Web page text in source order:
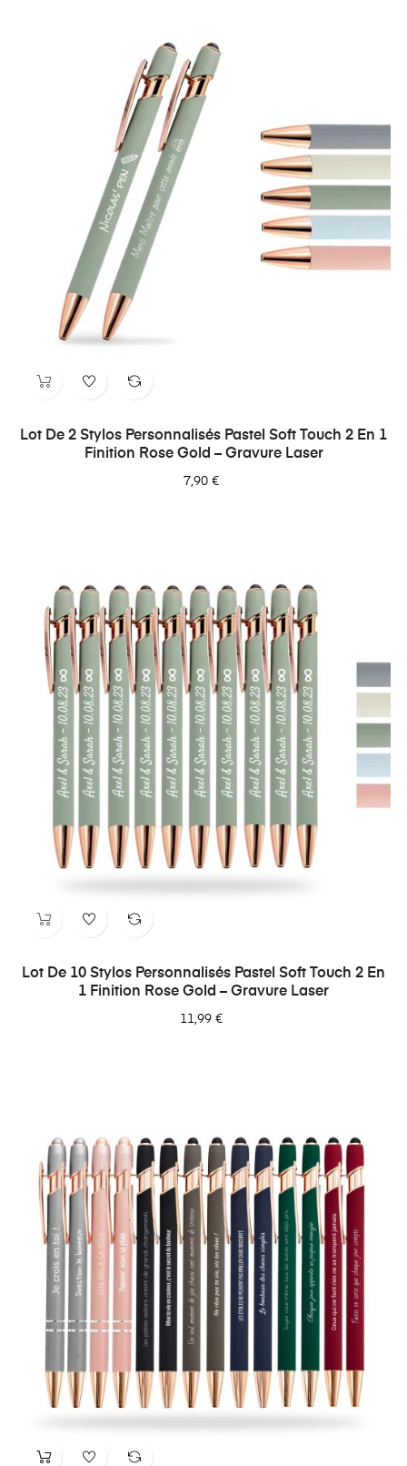
Lot De 2 Stylos Personnalisés Pastel Soft Touch 2 En 1
Finition Rose Gold – Gravure Laser
7,90 €
Lot De 10 Stylos Personnalisés Pastel Soft Touch 2 En
1 Finition Rose Gold – Gravure Laser
11,99 €